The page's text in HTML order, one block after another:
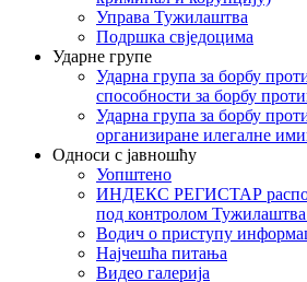
Управа Тужилаштва
Подршка свједоцима
Ударне групе
Ударна група за борбу
способности за борбу
Ударна група за борбу
организиране илегалне
Односи с јавношћу
Уопштено
ИНДЕКС РЕГИСТАР
под контролом
Водич о приступу
Најчешћа питања
Видео галерија